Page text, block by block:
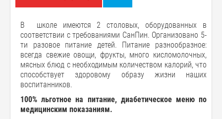
В школе имеются 2 столовых, оборудованных в
соответствии с требованиями СанПин. Организовано 5-
ти разовое питание детей. Питание разнообразное:
всегда свежие овощи, фрукты, много кисломолочных,
мясных блюд с необходимым количеством калорий, что
способствует здоровому образу жизни наших
воспитанников.
100% льготное на питание, диабетическое меню по
медицинским показаниям.